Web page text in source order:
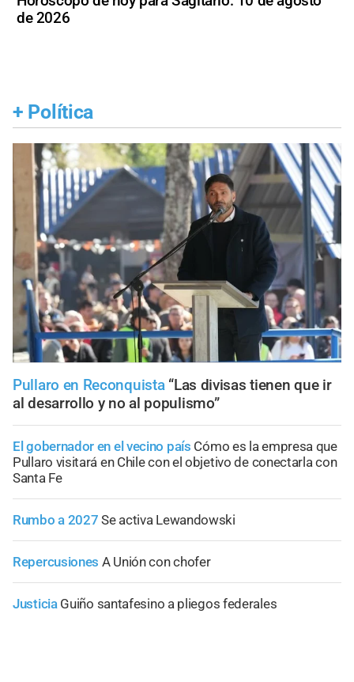
de 2026
+ Política
Pullaro en Reconquista “Las divisas tienen que ir
al desarrollo y no al populismo”
El gobernador en el vecino país Cómo es la empresa que
Pullaro visitará en Chile con el objetivo de conectarla con
Santa Fe
Rumbo a 2027 Se activa Lewandowski
Repercusiones A Unión con chofer
Justicia Guiño santafesino a pliegos federales